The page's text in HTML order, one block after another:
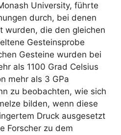
University, führte
durch, bei denen
wurden, die den gleichen
Gesteinsprobe
Gesteine wurden bei
als 1100 Grad Celsius
mehr als 3 GPa
zu beobachten, wie sich
bilden, wenn diese
Druck ausgesetzt
Forscher zu dem